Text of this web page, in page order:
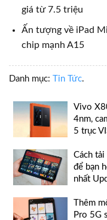
giá từ 7.5 triệu
Ấn tượng về iPad
chip mạnh A15
Danh mục: Tin Tức.
Vivo
4nm,
5 trục
Cách
để bạn
nhất
Thêm
Pro 5G